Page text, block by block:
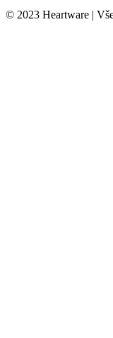
© 2023 Heartware |